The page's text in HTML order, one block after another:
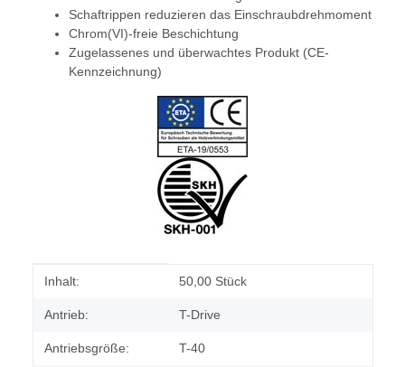
Schaftrippen reduzieren das Einschraubdrehmoment
Chrom(VI)-freie Beschichtung
Zugelassenes und überwachtes Produkt (CE-
Kennzeichnung)
Produkteigenschaft
Wert
Inhalt: 50,00 Stück
Antrieb: T-Drive
Antriebsgröße: T-40